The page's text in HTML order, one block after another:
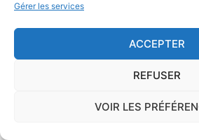
Gérer les services
ACCEPTER
REFUSER
VOIR LES
dans un logement contenant du
à respecter lors de la construction
Utiliser des bois secs, éviter
l'étanchéité des façades et toitures
prévoir des aérations en sous-sol